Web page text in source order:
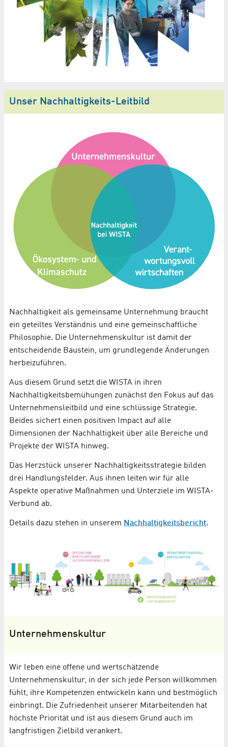
Unser Nachhaltigkeits-Leitbild
Nachhaltigkeit als gemeinsame Unternehmung braucht
ein geteiltes Verständnis und eine gemeinschaftliche
Philosophie. Die Unternehmenskultur ist damit der
entscheidende Baustein, um grundlegende Änderungen
herbeizuführen.
Aus diesem Grund setzt die WISTA in ihren
Nachhaltigkeitsbemühungen zunächst den Fokus auf das
Unternehmensleitbild und eine schlüssige Strategie.
Beides sichert einen positiven Impact auf alle
Dimensionen der Nachhaltigkeit über alle Bereiche und
Projekte der WISTA hinweg.
Das Herzstück unserer Nachhaltigkeitsstrategie bilden
drei Handlungsfelder. Aus ihnen leiten wir für alle
Aspekte operative Maßnahmen und Unterziele im WISTA-
Verbund ab.
Details dazu stehen in unserem Nachhaltigkeitsbericht.
Unternehmenskultur
Wir leben eine offene und wertschätzende
Unternehmenskultur, in der sich jede Person willkommen
fühlt, ihre Kompetenzen entwickeln kann und bestmöglich
einbringt. Die Zufriedenheit unserer Mitarbeitenden hat
höchste Priorität und ist aus diesem Grund auch im
langfristigen Zielbild verankert.